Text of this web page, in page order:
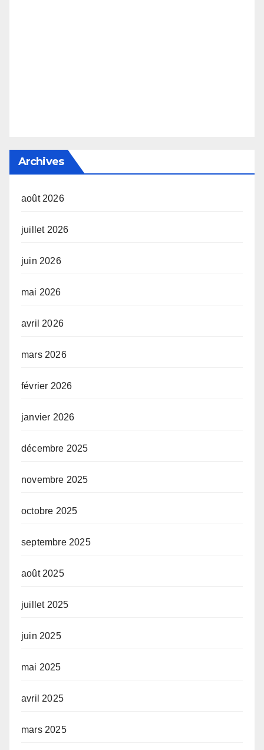
Archives
août 2026
juillet 2026
juin 2026
mai 2026
avril 2026
mars 2026
février 2026
janvier 2026
décembre 2025
novembre 2025
octobre 2025
septembre 2025
août 2025
juillet 2025
juin 2025
mai 2025
avril 2025
mars 2025